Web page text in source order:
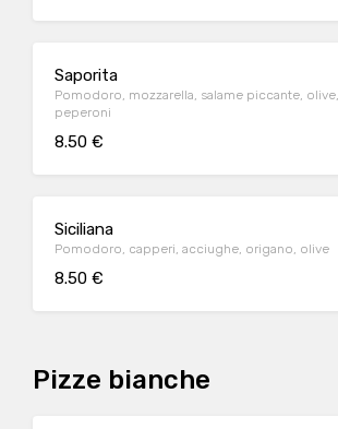
Saporita
Pomodoro, mozzarella, salame piccante,
peperoni
8.50 €
Siciliana
Pomodoro, capperi, acciughe, origano, olive
8.50 €
Pizze bianche